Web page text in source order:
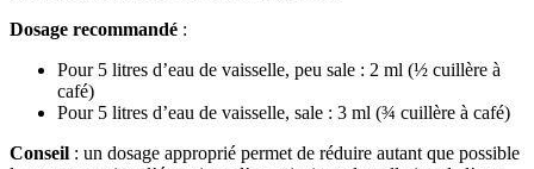
Dosage recommandé :
Pour 5 litres d’eau de vaisselle, peu sale : 2 ml (½ cuillère à
café)
Pour 5 litres d’eau de vaisselle, sale : 3 ml (¾ cuillère à café)
Conseil : un dosage approprié permet de réduire autant que possible